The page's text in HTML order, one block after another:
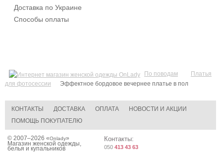
Доставка по Украине
Способы оплаты
По поводам
Платья
для фотосессии
Эффектное бордовое вечернее платье в пол
КОНТАКТЫ ДОСТАВКА ОПЛАТА
НОВОСТИ И АКЦИИ
ПОМОЩЬ ПОКУПАТЕЛЮ
© 2007–2026 «Onlady»
Магазин женской одежды,
белья и купальников
Контакты:
050 413 43 63